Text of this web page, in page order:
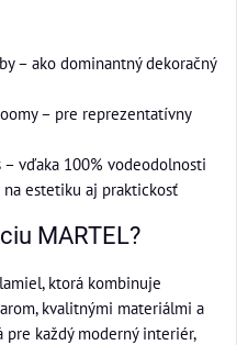
– ako dominantný dekoračný
– pre reprezentatívny
vďaka 100% vodeodolnosti
na estetiku aj praktickosť
MARTEL?
ktorá kombinuje
kvalitnými materiálmi a
každý moderný interiér,